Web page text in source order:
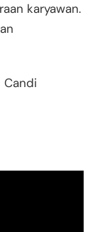
karyawan.